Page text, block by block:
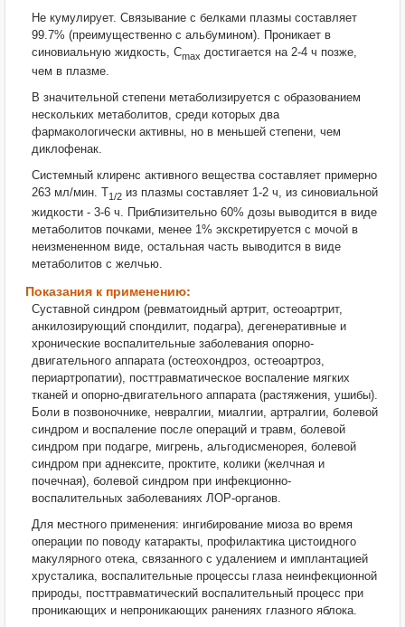
Не кумулирует. Связывание с белками плазмы составляет
99.7% (преимущественно с альбумином). Проникает в
синовиальную жидкость, Cmax достигается на 2-4 ч позже,
чем в плазме.
В значительной степени метаболизируется с образованием
нескольких метаболитов, среди которых два
фармакологически активны, но в меньшей степени, чем
диклофенак.
Системный клиренс активного вещества составляет примерно
263 мл/мин. T1/2из плазмы составляет 1-2 ч, из синовиальной
жидкости - 3-6 ч. Приблизительно 60% дозы выводится в виде
метаболитов почками, менее 1% экскретируется с мочой в
неизмененном виде, остальная часть выводится в виде
метаболитов с желчью.
Показания к применению:
Суставной синдром (ревматоидный артрит, остеоартрит,
анкилозирующий спондилит, подагра), дегенеративные и
хронические воспалительные заболевания опорно-
двигательного аппарата (остеохондроз, остеоартроз,
периартропатии), посттравматическое воспаление мягких
тканей и опорно-двигательного аппарата (растяжения, ушибы).
Боли в позвоночнике, невралгии, миалгии, артралгии, болевой
синдром и воспаление после операций и травм, болевой
синдром при подагре, мигрень, альгодисменорея, болевой
синдром при аднексите, проктите, колики (желчная и
почечная), болевой синдром при инфекционно-
воспалительных заболеваниях ЛОР-органов.
Для местного применения: ингибирование миоза во время
операции по поводу катаракты, профилактика цистоидного
макулярного отека, связанного с удалением и имплантацией
хрусталика, воспалительные процессы глаза неинфекционной
природы, посттравматический воспалительный процесс при
проникающих и непроникающих ранениях глазного яблока.